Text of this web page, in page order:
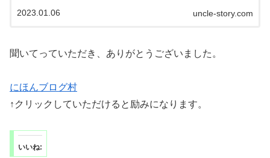
かけ。新ＮＩＳＡはこれから楽しみです。uncle-story.com
2023.01.06
聞いてっていただき、ありがとうございました。
にほんブログ村
↑クリックしていただけると励みになります。
いいね: